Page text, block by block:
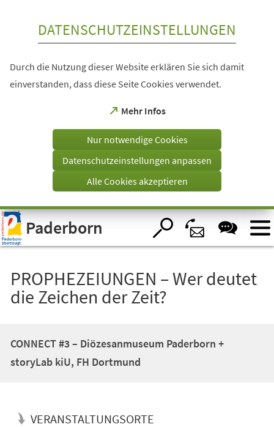
Visuelle
Assistenzsoftware
öffnen.
DATENSCHUTZEINSTELLUNGEN
Durch die Nutzung dieser Website erklären Sie sich damit
einverstanden, dass diese Seite Cookies verwendet.
Mehr Infos
(Öffnet
einem
Tab)
Nur notwendige Cookies
Datenschutzeinstellungen anpassen
Alle Cookies akzeptieren
Paderborn
PROPHEZEIUNGEN – Wer deutet
die Zeichen der Zeit?
CONNECT #3 – Diözesanmuseum Paderborn +
storyLab kiU, FH Dortmund
VERANSTALTUNGSORTE